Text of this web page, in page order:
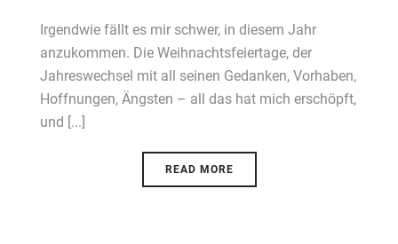
Irgendwie fällt es mir schwer, in diesem Jahr
anzukommen. Die Weihnachtsfeiertage, der
Jahreswechsel mit all seinen Gedanken, Vorhaben,
Hoffnungen, Ängsten – all das hat mich erschöpft,
und [...]
READ MORE